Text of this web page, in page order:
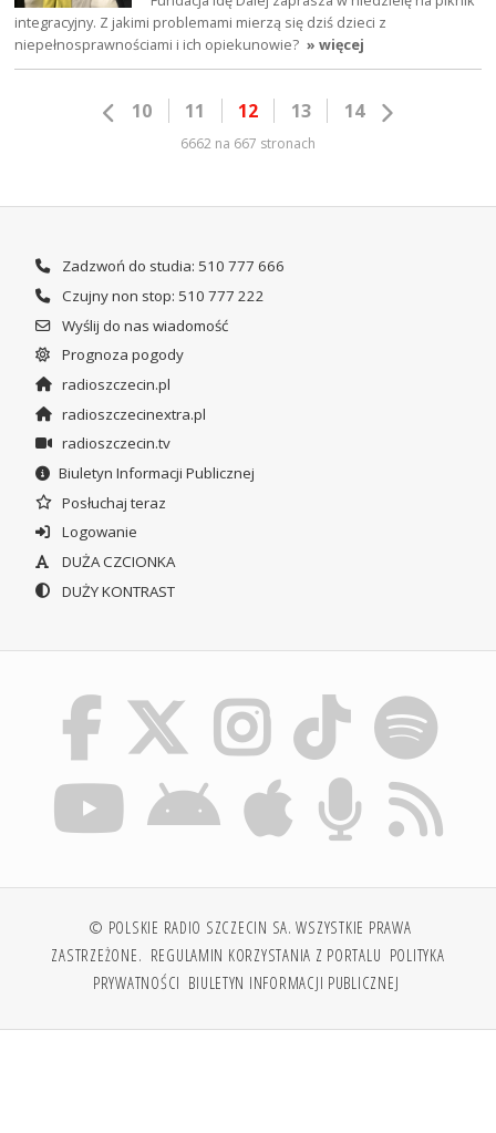
integracyjny. Z jakimi problemami mierzą się dziś dzieci z
niepełnosprawnościami i ich opiekunowie? » więcej
10 11 12 13 14
6662 na 667 stronach
Zadzwoń do studia: 510 777 666
Czujny non stop: 510 777 222
Wyślij do nas wiadomość
Prognoza pogody
radioszczecin.pl
radioszczecinextra.pl
radioszczecin.tv
Biuletyn Informacji Publicznej
Posłuchaj teraz
Logowanie
DUŻA CZCIONKA
DUŻY KONTRAST
© POLSKIE RADIO SZCZECIN SA. WSZYSTKIE PRAWA
ZASTRZEŻONE. REGULAMIN KORZYSTANIA Z PORTALU POLITYKA
PRYWATNOŚCI BIULETYN INFORMACJI PUBLICZNEJ